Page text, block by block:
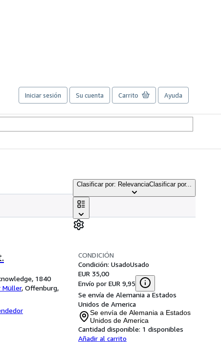
Iniciar sesión Su cuenta Carrito Ayuda
Clasificar por: RelevanciaClasificar por...
1840
, Offenburg,
CONDICIÓN
Condición: UsadoUsado
EUR 35,00
Envío por EUR 9,95
Se envía de Alemania a Estados
Unidos de America
Se envía de Alemania a Estados
Unidos de America
Cantidad disponible: 1 disponibles
Añadir al carrito